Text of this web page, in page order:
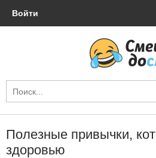
Войти
Полезные привычки,
здоровью